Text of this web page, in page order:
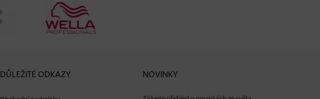
DŮLEŽITÉ ODKAZY NOVINKY